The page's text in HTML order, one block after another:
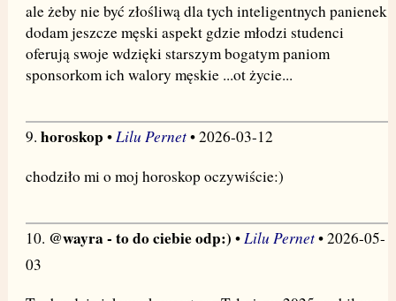
ale żeby nie być złośliwą dla tych inteligentnych panienek
dodam jeszcze męski aspekt gdzie młodzi studenci
oferują swoje wdzięki starszym bogatym paniom
sponsorkom ich walory męskie ...ot życie...
9. horoskop •Lilu Pernet• 2026-03-12
chodziło mi o moj horoskop oczywiście:)
10. @wayra - to do ciebie odp:) • Lilu Pernet• 2026-05-
03